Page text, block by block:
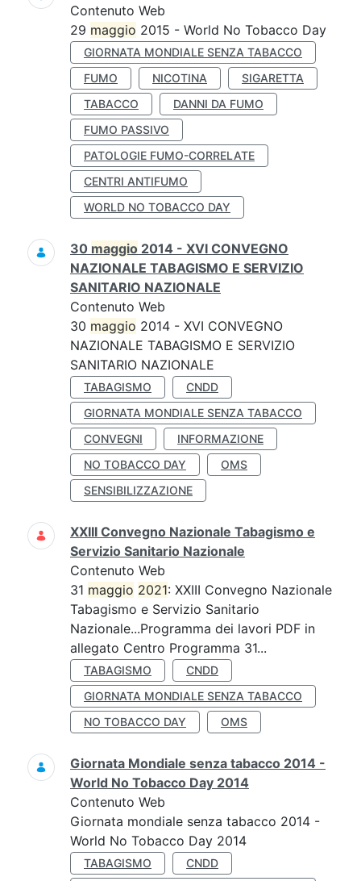
Contenuto Web
29 maggio 2015 - World No Tobacco Day
GIORNATA MONDIALE SENZA TABACCO
FUMO
NICOTINA
SIGARETTA
TABACCO
DANNI DA FUMO
FUMO PASSIVO
PATOLOGIE FUMO-CORRELATE
CENTRI ANTIFUMO
WORLD NO TOBACCO DAY
30 maggio 2014 - XVI CONVEGNO
NAZIONALE TABAGISMO E SERVIZIO
SANITARIO NAZIONALE
Contenuto Web
30 maggio 2014 - XVI CONVEGNO
NAZIONALE TABAGISMO E SERVIZIO
SANITARIO NAZIONALE
TABAGISMO
CNDD
GIORNATA MONDIALE SENZA TABACCO
CONVEGNI
INFORMAZIONE
NO TOBACCO DAY
OMS
SENSIBILIZZAZIONE
XXIII Convegno Nazionale Tabagismo e
Servizio Sanitario Nazionale
Contenuto Web
31 maggio 2021: XXIII Convegno Nazionale
Tabagismo e Servizio Sanitario
Nazionale...Programma dei lavori PDF in
allegato Centro Programma 31...
TABAGISMO
CNDD
GIORNATA MONDIALE SENZA TABACCO
NO TOBACCO DAY
OMS
Giornata Mondiale senza tabacco 2014 -
World No Tobacco Day 2014
Contenuto Web
Giornata mondiale senza tabacco 2014 -
World No Tobacco Day 2014
TABAGISMO
CNDD